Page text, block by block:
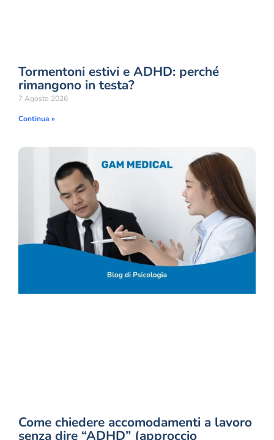
Tormentoni estivi e ADHD: perché
rimangono in testa?
7 Agosto 2026
Continua »
Come chiedere accomodamenti a lavoro
senza dire “ADHD” (approccio